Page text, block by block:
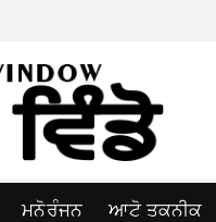
ਮਨੋਰੰਜਨ ਆਟੋ ਤਕਨੀਕ